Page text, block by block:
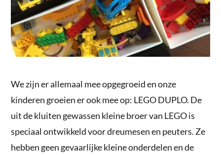
We zijn er allemaal mee opgegroeid en onze
kinderen groeien er ook mee op: LEGO DUPLO. De
uit de kluiten gewassen kleine broer van LEGO is
speciaal ontwikkeld voor dreumesen en peuters. Ze
hebben geen gevaarlijke kleine onderdelen en de